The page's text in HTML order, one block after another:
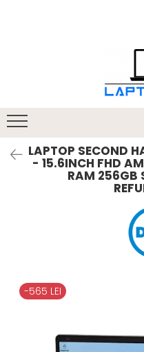
Încărcătoare
LAPTOP SECOND
- 15.6INCH FHD
RAM 256GB
-565 LEI